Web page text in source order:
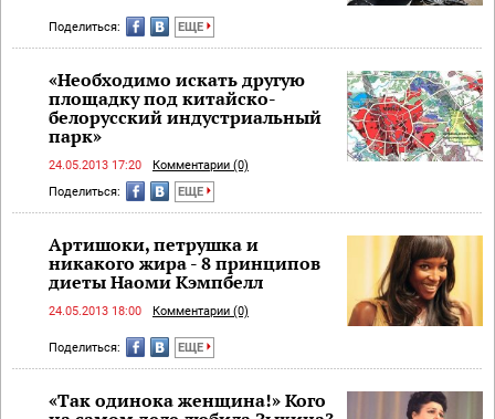
Поделиться: ЕЩЕ
«Необходимо искать другую
площадку под китайско-
белорусский индустриальный
парк»
24.05.2013 17:20
Комментарии (0)
Поделиться:
ЕЩЕ
Артишоки, петрушка и
никакого жира - 8 принципов
диеты Наоми Кэмпбелл
24.05.2013 18:00 Комментарии (0)
Поделиться: ЕЩЕ
«Так одинока женщина!» Кого